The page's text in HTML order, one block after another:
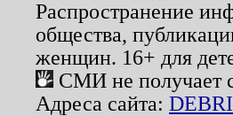
Распространение
общества,
женщин. 16+ для
СМИ не получает
Адреса сайта: